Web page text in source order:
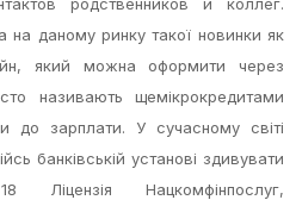
на даному ринку такої новинки як
який можна оформити через
називають щемікрокредитами
до зарплати. У сучасному світі
банківській установі здивувати
Ліцензія Нацкомфінпослуг,